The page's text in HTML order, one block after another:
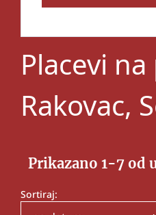
Placevi
Rakovac,
Prikazano 1-7 od
Sortiraj: